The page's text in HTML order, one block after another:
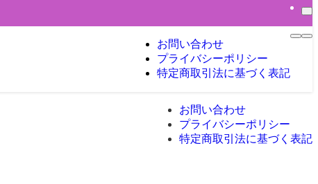
お問い合わせ
プライバシーポリシー
特定商取引法に基づく表記
お問い合わせ
プライバシーポリシー
特定商取引法に基づく表記